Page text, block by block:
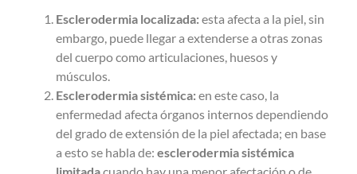
Esclerodermia localizada:esta afecta a la piel, sin
embargo, puede llegar a extenderse a otras zonas
del cuerpo como articulaciones, huesos y
músculos.
Esclerodermia sistémica:en este caso, la
enfermedad afecta órganos internos dependiendo
del grado de extensión de la piel afectada; en base
a esto se habla de: esclerodermia sistémica